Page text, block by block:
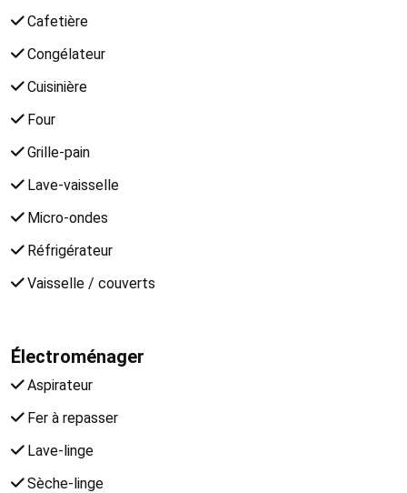
Cafetière
Congélateur
Cuisinière
Four
Grille-pain
Lave-vaisselle
Micro-ondes
Réfrigérateur
Vaisselle / couverts
Électroménager
Aspirateur
Fer à repasser
Lave-linge
Sèche-linge